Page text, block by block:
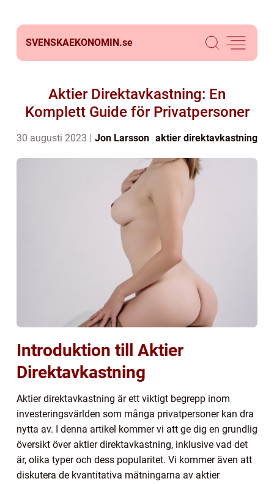
SVENSKAEKONOMIN.se
Aktier Direktavkastning: En
Komplett Guide för Privatpersoner
30 augusti 2023 Jon Larsson aktier direktavkastning
Introduktion till Aktier
Direktavkastning
Aktier direktavkastning är ett viktigt begrepp inom
investeringsvärlden som många privatpersoner kan dra
nytta av. I denna artikel kommer vi att ge dig en grundlig
översikt över aktier direktavkastning, inklusive vad det
är, olika typer och dess popularitet. Vi kommer även att
diskutera de kvantitativa mätningarna av aktier